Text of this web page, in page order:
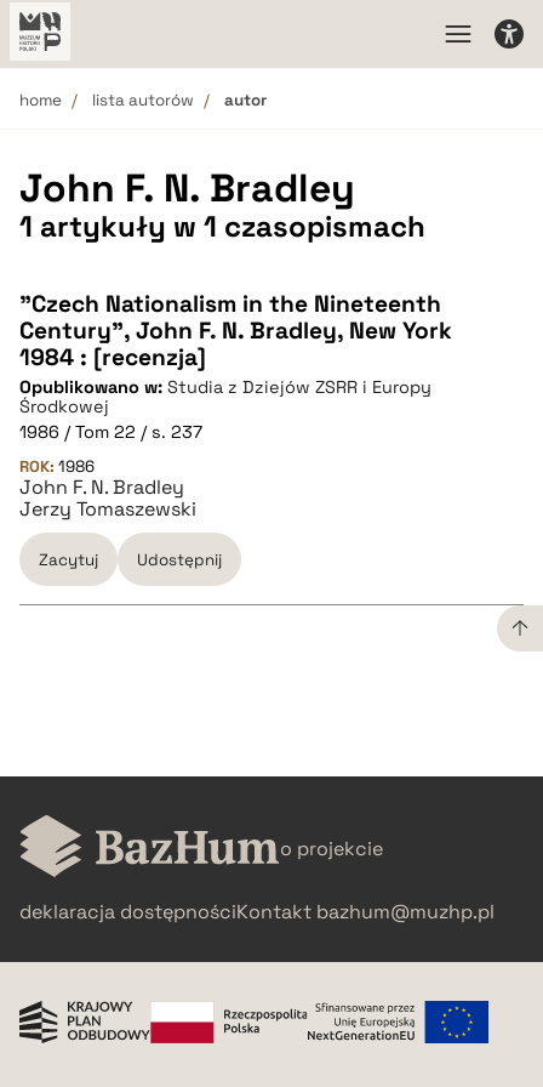
home lista autorów autor
John F. N. Bradley
1 artykuły w 1 czasopismach
"Czech Nationalism in the Nineteenth
Century", John F. N. Bradley, New York
1984 : [recenzja]
Opublikowano w: Studia z Dziejów ZSRR i Europy
Środkowej
1986 / Tom 22 / s. 237
ROK: 1986
John F. N. Bradley
Jerzy Tomaszewski
Zacytuj Udostępnij
BIBTEX
o projekcie
deklaracja dostępnościKontakt bazhum@muzhp.pl